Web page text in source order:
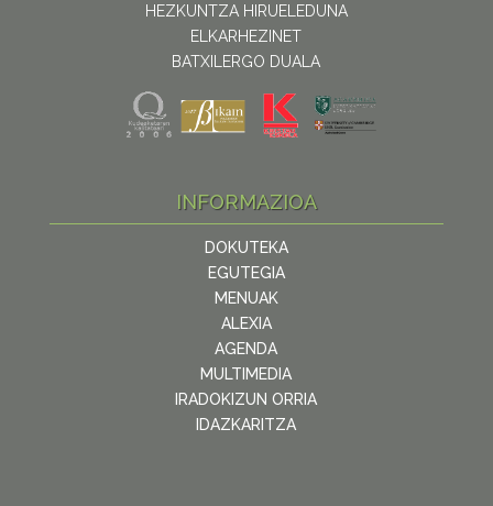
HEZKUNTZA HIRUELEDUNA
ELKARHEZINET
BATXILERGO DUALA
INFORMAZIOA
DOKUTEKA
EGUTEGIA
MENUAK
ALEXIA
AGENDA
MULTIMEDIA
IRADOKIZUN ORRIA
IDAZKARITZA